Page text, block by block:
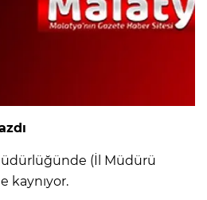
(İl Müdürü
kaynıyor.